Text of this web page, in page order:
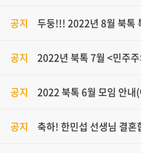
공지 두둥!!! 2022년 8월 북톡
공지 2022년 북톡 7월 <민주
공지 2022 북톡 6월 모임 안내
공지 축하! 한민섭 선생님 결혼